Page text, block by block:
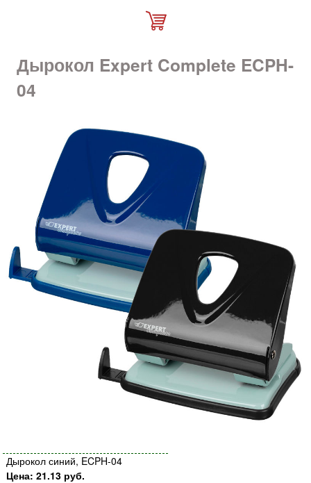
Дырокол Expert Complete ECPH-
04
Дырокол синий, ECPH-04
Цена: 21.13 руб.